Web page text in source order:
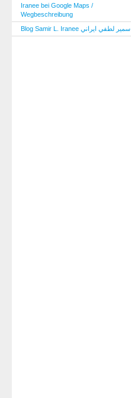
Iranee bei Google Maps /
Wegbeschreibung
Blog Samir L. Iranee سمير لطفي ايراني